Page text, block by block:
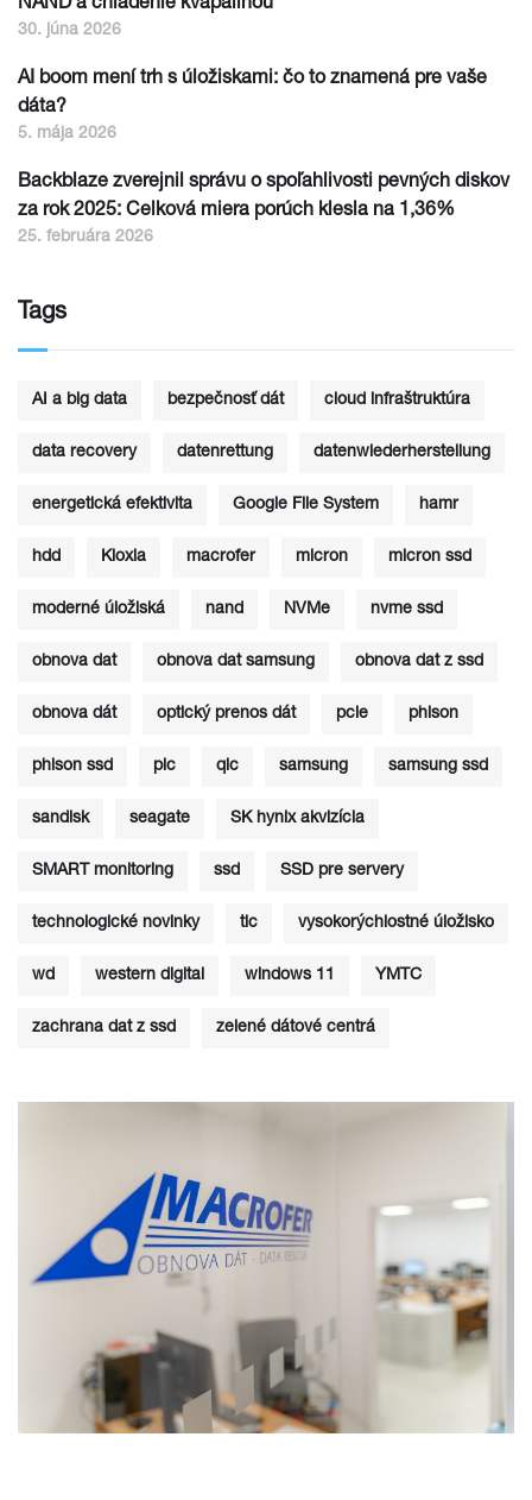
NAND a chladenie kvapalinou
30. júna 2026
AI boom mení trh s úložiskami: čo to znamená pre vaše
dáta?
5. mája 2026
Backblaze zverejnil správu o spoľahlivosti pevných diskov
za rok 2025: Celková miera porúch klesla na 1,36%
25. februára 2026
Tags
AI a big data bezpečnosť dát cloud infraštruktúra
data recovery datenrettung datenwiederherstellung
energetická efektivita Google File System hamr
hdd Kioxia macrofer micron micron ssd
moderné úložiská nand NVMe nvme ssd
obnova dat obnova dat samsung obnova dat z ssd
obnova dát optický prenos dát pcie phison
phison ssd plc qlc samsung samsung ssd
sandisk seagate SK hynix akvizícia
SMART monitoring ssd SSD pre servery
technologické novinky tlc vysokorýchlostné úložisko
wd western digital windows 11 YMTC
zachrana dat z ssd zelené dátové centrá